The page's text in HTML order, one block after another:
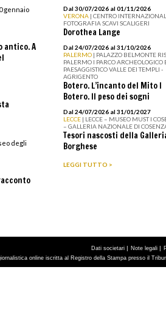
gennaio
antico. A
degli
Dal 30/07/2026 al 01/11/2026
VERONA | CENTRO
FOTOGRAFIA SCAVI SCALIGERI
Dorothea Lange
Dal 24/07/2026 al 31/10/2026
PALERMO | PALAZZO BELMONTE
PALERMO I PARCO ARCHEOLOGICO
PAESAGGISTICO VALLE DEI TEMPLI -
AGRIGENTO
Botero. L’incanto del Mito I
Botero. Il peso dei sogni
Dal 24/07/2026 al 31/01/2027
LECCE | LECCE – MUSEO MUST I
– GALLERIA NAZIONALE DI
Tesori nascosti della
Borghese
LEGGI TUTTO >
Dati societari | Note legali |
online iscritta al Registro della Stampa presso il